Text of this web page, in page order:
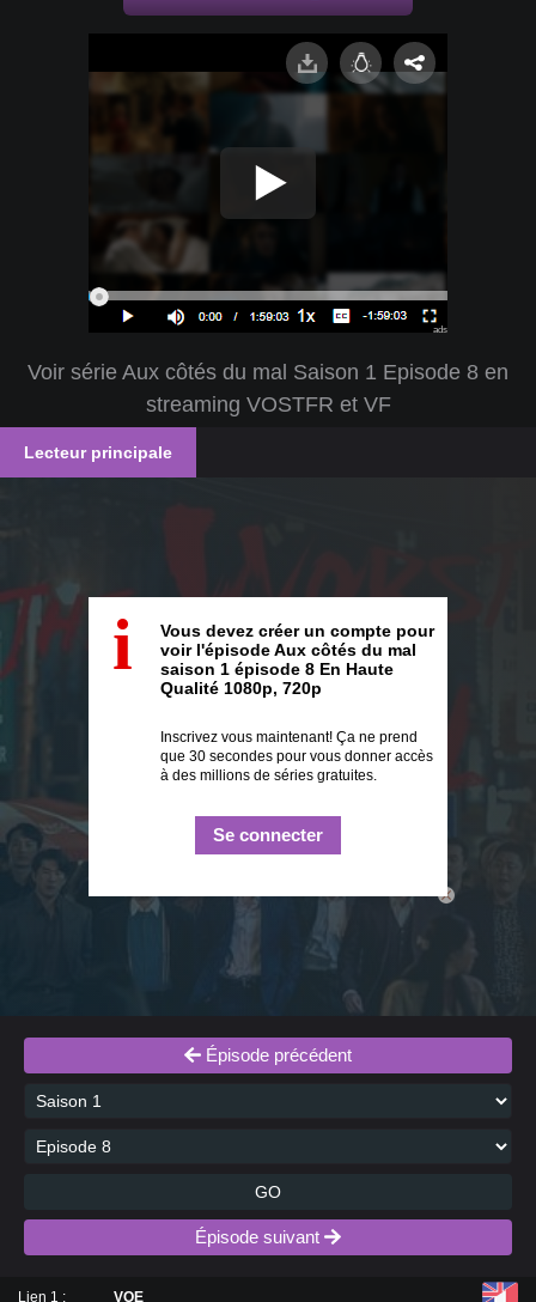
ads
Voir série Aux côtés du mal Saison 1 Episode 8 en
streaming VOSTFR et VF
Lecteur principale
close
i
Vous devez créer un compte pour
voir l'épisode Aux côtés du mal
saison 1 épisode 8 En Haute
Qualité 1080p, 720p
Inscrivez vous maintenant! Ça ne prend
que 30 secondes pour vous donner accès
à des millions de séries gratuites.
Se connecter
Épisode précédent
GO
Épisode suivant
Lien 1 : VOE